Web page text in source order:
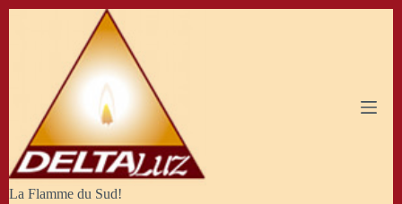
La Flamme du Sud!